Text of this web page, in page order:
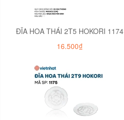
ĐĨA HOA THÁI 2T5 HOKORI 1174
16.500₫